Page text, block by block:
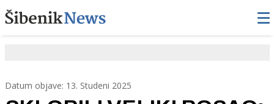
Datum objave: 13. Studeni 2025